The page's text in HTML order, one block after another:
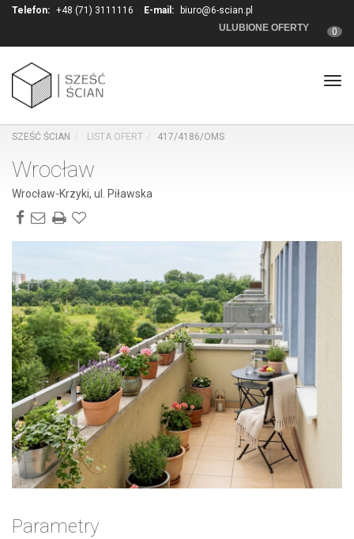
Telefon: +48 (71) 3111116 E-mail:
biuro@6-scian.pl
ULUBIONE OFERTY
0
SZEŚĆ ŚCIAN LISTA OFERT 417/4186/OMS
Wrocław
Wrocław-Krzyki, ul. Piławska
Zdjęcie 1
Parametry